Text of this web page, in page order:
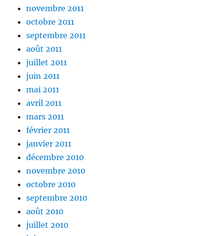
novembre 2011
octobre 2011
septembre 2011
août 2011
juillet 2011
juin 2011
mai 2011
avril 2011
mars 2011
février 2011
janvier 2011
décembre 2010
novembre 2010
octobre 2010
septembre 2010
août 2010
juillet 2010